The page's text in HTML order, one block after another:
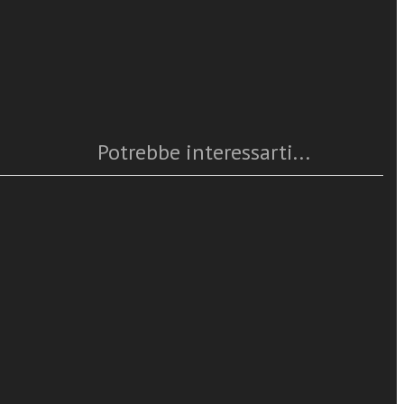
Potrebbe interessarti...